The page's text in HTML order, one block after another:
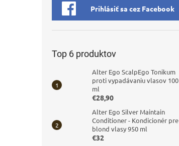
Prihlásiť sa cez Facebook
Top 6 produktov
Alter Ego ScalpEgo Tonikum
proti vypadávaniu vlasov 100
ml
€28,90
Alter Ego Silver Maintain
Conditioner - Kondicionér pre
blond vlasy 950 ml
€32